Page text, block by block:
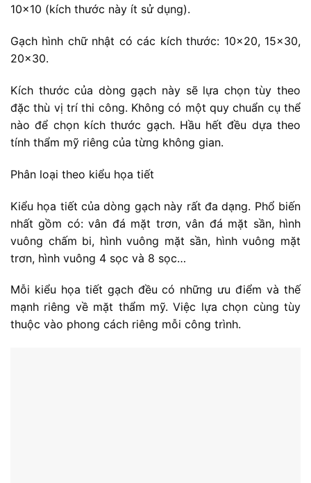
10×10 (kích thước này ít sử dụng).
Gạch hình chữ nhật có các kích thước: 10×20, 15×30,
20×30.
Kích thước của dòng gạch này sẽ lựa chọn tùy theo
đặc thù vị trí thi công. Không có một quy chuẩn cụ thể
nào để chọn kích thước gạch. Hầu hết đều dựa theo
tính thẩm mỹ riêng của từng không gian.
Phân loại theo kiểu họa tiết
Kiểu họa tiết của dòng gạch này rất đa dạng. Phổ biến
nhất gồm có: vân đá mặt trơn, vân đá mặt sần, hình
vuông chấm bi, hình vuông mặt sần, hình vuông mặt
trơn, hình vuông 4 sọc và 8 sọc…
Mỗi kiểu họa tiết gạch đều có những ưu điểm và thế
mạnh riêng về mặt thẩm mỹ. Việc lựa chọn cùng tùy
thuộc vào phong cách riêng mỗi công trình.